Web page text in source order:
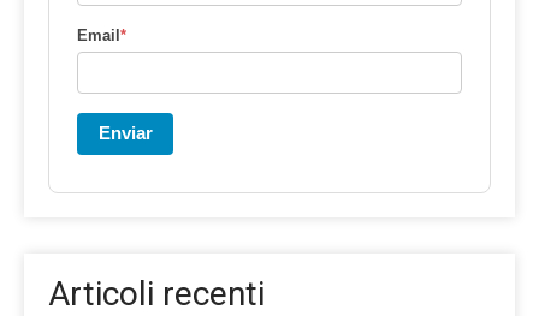
Email *
Enviar
Articoli recenti